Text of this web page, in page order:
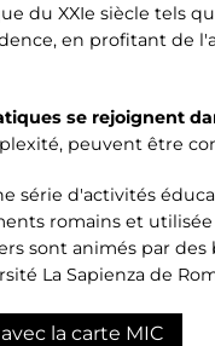
du XXIe siècle tels
en profitant de
se rejoignent
peuvent être
série d'activités
romains et
sont animés par
La Sapienza de
la carte MIC